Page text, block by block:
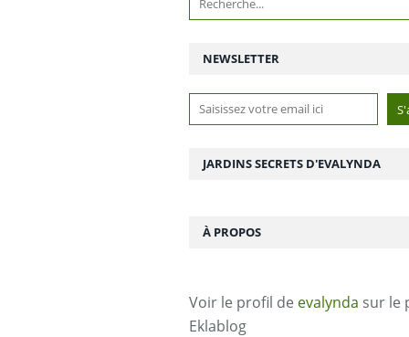
NEWSLETTER
JARDINS SECRETS D'EVALYNDA
À PROPOS
Voir le profil de evalynda sur le
Eklablog